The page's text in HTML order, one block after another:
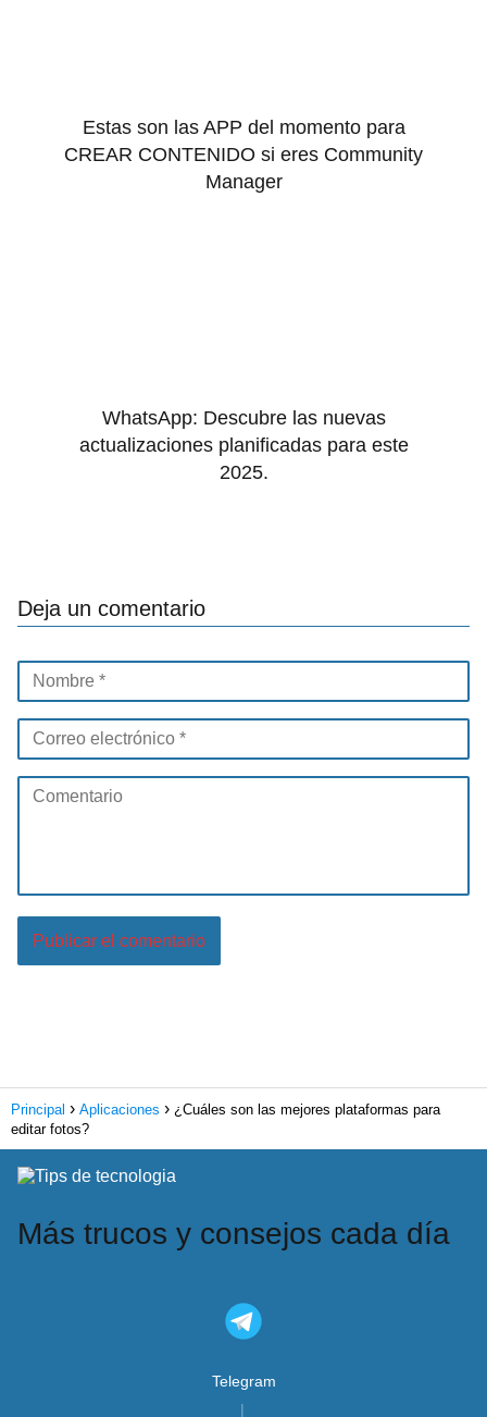
Estas son las APP del momento para
CREAR CONTENIDO si eres Community
Manager
WhatsApp: Descubre las nuevas
actualizaciones planificadas para este
2025.
Deja un comentario
Principal Aplicaciones
¿Cuáles son las mejores plataformas para
editar fotos?
Más trucos y consejos cada día
Telegram